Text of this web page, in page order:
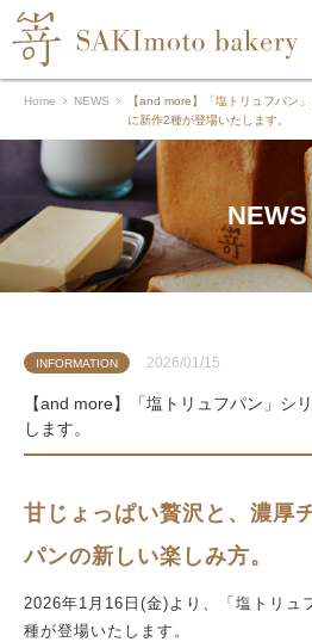
Home NEWS
【and more】「塩トリュフパン
に新作2種が登場いたします。
NEWS
INFORMATION 2026/01/15
【and more】「塩トリュフパン」シ
します。
甘じょっぱい贅沢と、濃厚
パンの新しい楽しみ方。
2026年1月16日(金)より、「塩トリュ
種が登場いたします。